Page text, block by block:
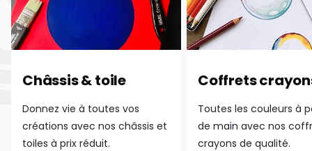
Châssis & toile
Donnez vie à toutes vos
créations avec nos châssis et
toiles à prix réduit.
Coffrets
Toutes les couleurs à
de main avec nos
crayons de qualité.